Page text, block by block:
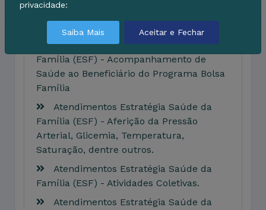
Família (ESF) - Administração de
Injetáveis.
Atendimentos Estratégia Saúde da
Família (ESF) - Acompanhamento de
Saúde ao Beneficiário do Programa Bolsa
Família
Atendimentos Estratégia Saúde da
Família (ESF) - Aferição da Pressão
Arterial, Glicemia, Temperatura,
Saturação, dentre outros.
Atendimentos Estratégia Saúde da
Família (ESF) - Atividades Coletivas.
Atendimentos Estratégia Saúde da
privacidade:
Saiba Mais Aceitar e Fechar